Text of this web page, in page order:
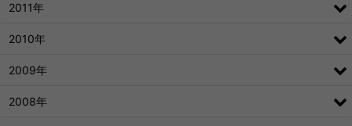
2011年
2010年
2009年
2008年